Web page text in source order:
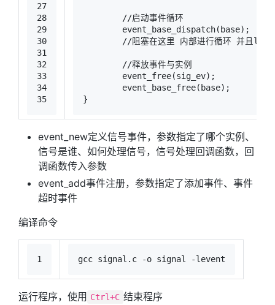
27
28
29
30
31
32
33
34
35
//启动事件循环
	event_base_dispatch(base);
//阻塞在这里 内部进行循环 并且
//释放事件与实例
	event_free(sig_ev);
	event_base_free(base);
}
event_new定义信号事件，参数指定了哪个实例、
信号是谁、如何处理信号，信号处理回调函数，回
调函数传入参数
event_add事件注册，参数指定了添加事件、事件
超时事件
编译命令
1 gcc signal.c -o signal -levent
运行程序，使用 Ctrl+C 结束程序